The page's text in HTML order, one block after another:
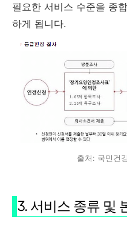
필요한 서비스 수준을 종
하게 됩니다.
출처: 국민건
3. 서비스 종류 및